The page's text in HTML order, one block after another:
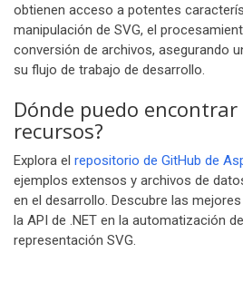
obtienen acceso a potentes
manipulación de SVG, el
conversión de archivos, asegurando
su flujo de trabajo de desarrollo.
Dónde puedo
recursos?
Explora el repositorio de GitHub de
ejemplos extensos y archivos de
en el desarrollo. Descubre las
la API de .NET en la automatización
representación SVG.